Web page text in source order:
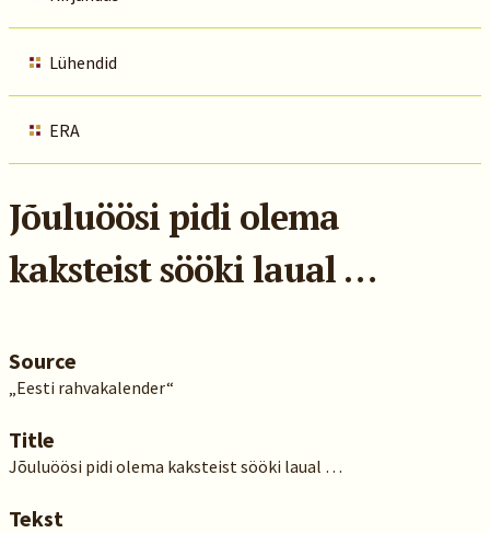
Lühendid
ERA
Jõuluöösi pidi olema
kaksteist sööki laual …
Source
„Eesti rahvakalender“
Title
Jõuluöösi pidi olema kaksteist sööki laual …
Tekst